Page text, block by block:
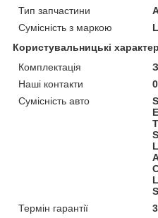
Тип запчастини
Сумісність з маркою
Користувальницькі
Комплектація
Наші контакти
Сумісність авто
Термін гарантії